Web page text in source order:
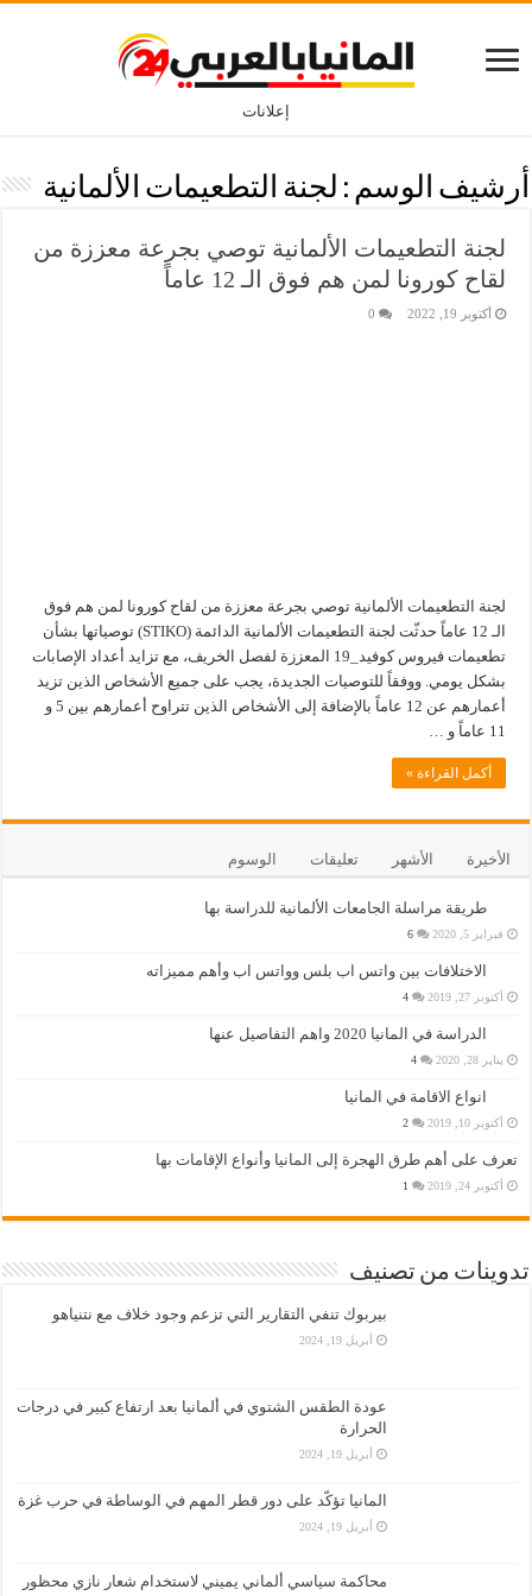
إعلانات
أرشيف الوسم : لجنة التطعيمات الألمانية
لجنة التطعيمات الألمانية توصي بجرعة معززة من
لقاح كورونا لمن هم فوق الـ 12 عاماً
أكتوبر 19, 2022 0
لجنة التطعيمات الألمانية توصي بجرعة معززة من لقاح كورونا لمن هم فوق
الـ 12 عاماً حدثّت لجنة التطعيمات الألمانية الدائمة (STIKO) توصياتها بشأن
تطعيمات فيروس كوفيد_19 المعززة لفصل الخريف، مع تزايد أعداد الإصابات
بشكل يومي. ووفقاً للتوصيات الجديدة، يجب على جميع الأشخاص الذين تزيد
أعمارهم عن 12 عاماً بالإضافة إلى الأشخاص الذين تتراوح أعمارهم بين 5 و
11 عاماً و …
أكمل القراءة »
الأخيرة الأشهر تعليقات الوسوم
طريقة مراسلة الجامعات الألمانية للدراسة بها
فبراير 5, 2020 6
الاختلافات بين واتس اب بلس وواتس اب وأهم مميزاته
أكتوبر 27, 2019 4
الدراسة في المانيا 2020 واهم التفاصيل عنها
يناير 28, 2020 4
انواع الاقامة في المانيا
أكتوبر 10, 2019 2
تعرف على أهم طرق الهجرة إلى المانيا وأنواع الإقامات بها
أكتوبر 24, 2019 1
تدوينات من تصنيف
بيربوك تنفي التقارير التي تزعم وجود خلاف مع نتنياهو
أبريل 19, 2024
عودة الطقس الشتوي في ألمانيا بعد ارتفاع كبير في درجات
الحرارة
أبريل 19, 2024
المانيا تؤكّد على دور قطر المهم في الوساطة في حرب غزة
أبريل 19, 2024
محاكمة سياسي ألماني يميني لاستخدام شعار نازي محظور